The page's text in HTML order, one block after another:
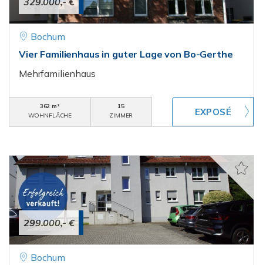
Bochum
Vier Familienhaus in guter Lage von Bo-Gerthe
Mehrfamilienhaus
362 m²
WOHNFLÄCHE
15
ZIMMER
299.000,- €
Bochum